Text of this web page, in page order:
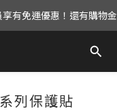
iPhone17 全系列 88折優
有免運優惠！還有購物
iPhone17 全系列 88折優惠
列保護貼